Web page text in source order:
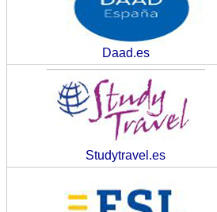
Daad.es
Studytravel.es